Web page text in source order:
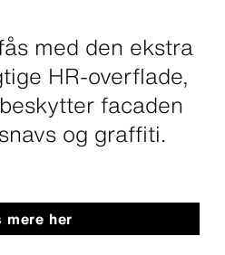
med den ekstra
HR-overflade,
facaden
og graffiti.
her